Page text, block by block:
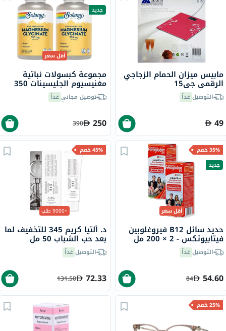
مابيس ميزان الحمام الزجاجي
الرقمي جي15
التوصيلغداً
49
جديد
أقل سعر
مجموعة كبسولات نباتية
مغنيسيوم الجليسينات 350
كبسولة
توصيل مجانيغداً
250
390
35% خصم
جديد
أقل سعر
حديد سائل B12 فيروغلوبين
فيتابيوتكس - 2 × 200 مل
التوصيلغداً
54.60
84
45% خصم
+9000 طلب
د. ألتيا كريم 345 للتخفيف لما
بعد حب الشباب 50 مل
التوصيلغداً
72.33
131.50
25% خصم